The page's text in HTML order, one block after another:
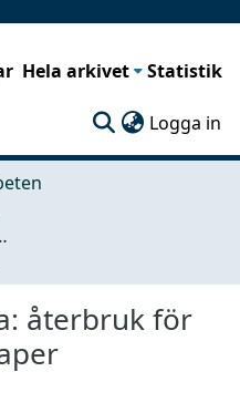
Hela arkivet Statistik
Logga in
återbruk för